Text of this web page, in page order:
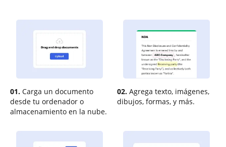
01. Carga un documento
desde tu ordenador o
almacenamiento en la nube.
02. Agrega texto, imágenes,
dibujos, formas, y más.